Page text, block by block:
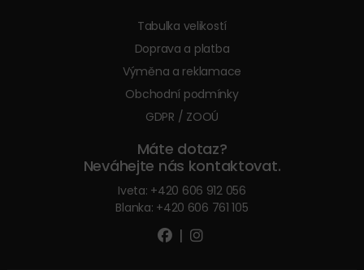
Tabulka velikostí
Doprava a platba
Výměna a reklamace
Obchodní podmínky
GDPR / ZOOÚ
Máte dotaz?
Neváhejte nás kontaktovat.
Iveta: +420 606 912 056
Blanka: +420 606 761 105
|